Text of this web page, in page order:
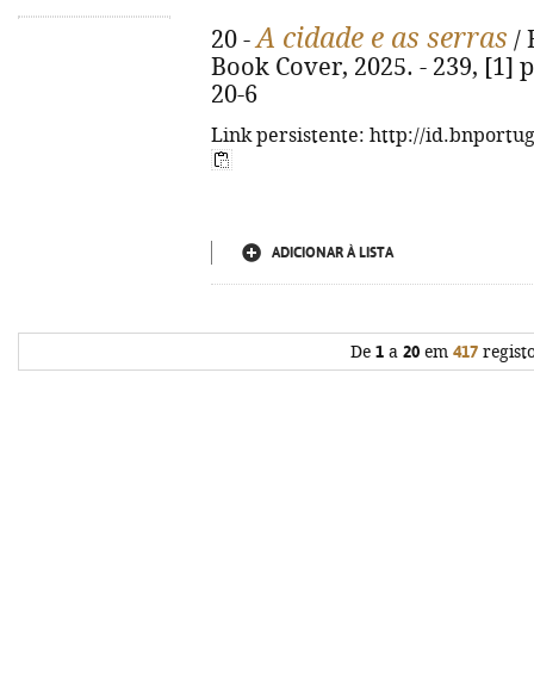
20 -A cidade e as serras /
Book Cover, 2025. - 239, [1]
20-6
Link persistente: http://
ADICIONAR À LISTA
De 1 a 20 em 417